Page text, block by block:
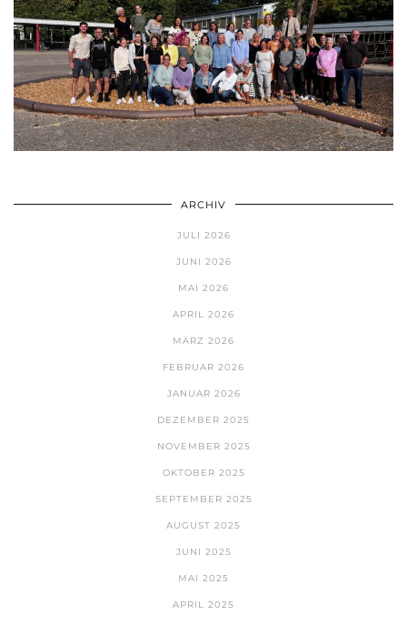
ARCHIV
JULI 2026
JUNI 2026
MAI 2026
APRIL 2026
MÄRZ 2026
FEBRUAR 2026
JANUAR 2026
DEZEMBER 2025
NOVEMBER 2025
OKTOBER 2025
SEPTEMBER 2025
AUGUST 2025
JUNI 2025
MAI 2025
APRIL 2025